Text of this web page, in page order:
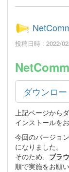
投稿日時 : 2022/
ダウンロ
上記ページから
インストールを
今回のバージョ
になりました。
そのため、 ブラ
順で実施をお願い